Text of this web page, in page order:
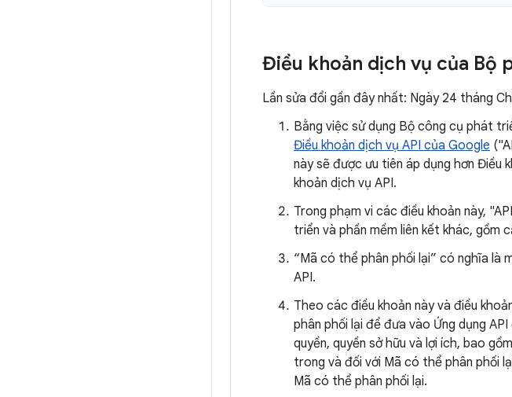
Điều khoản dịch vụ của Bộ
Lần sửa đổi gần đây nhất: Ngày 24 tháng
Bằng việc sử dụng Bộ công cụ phát
Điều khoản dịch vụ API của Google
này sẽ được ưu tiên áp dụng hơn Điều
khoản dịch vụ API.
Trong phạm vi các điều khoản này,
triển và phần mềm liên kết khác, gồm
“Mã có thể phân phối lại” có nghĩa là
API.
Theo các điều khoản này và điều
phân phối lại để đưa vào Ứng dụng
quyền, quyền sở hữu và lợi ích, bao
trong và đối với Mã có thể phân phối
Mã có thể phân phối lại.